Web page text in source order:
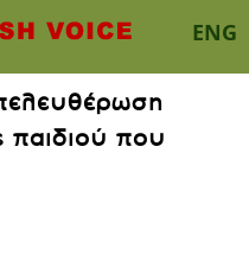
ENG
παιδιού που